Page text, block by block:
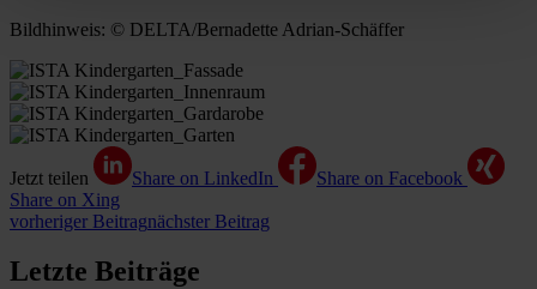
Bildhinweis: © DELTA/Bernadette Adrian-Schäffer
Jetzt teilen Share on LinkedIn
Share on Facebook
Share on Xing
vorheriger Beitragnächster Beitrag
Letzte Beiträge